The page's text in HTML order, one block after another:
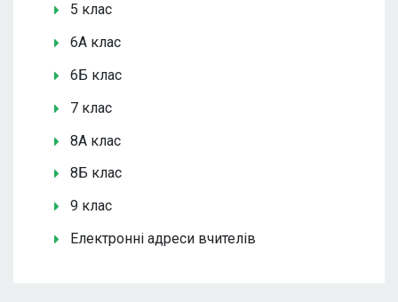
5 клас
6А клас
6Б клас
7 клас
8А клас
8Б клас
9 клас
Електронні адреси вчителів